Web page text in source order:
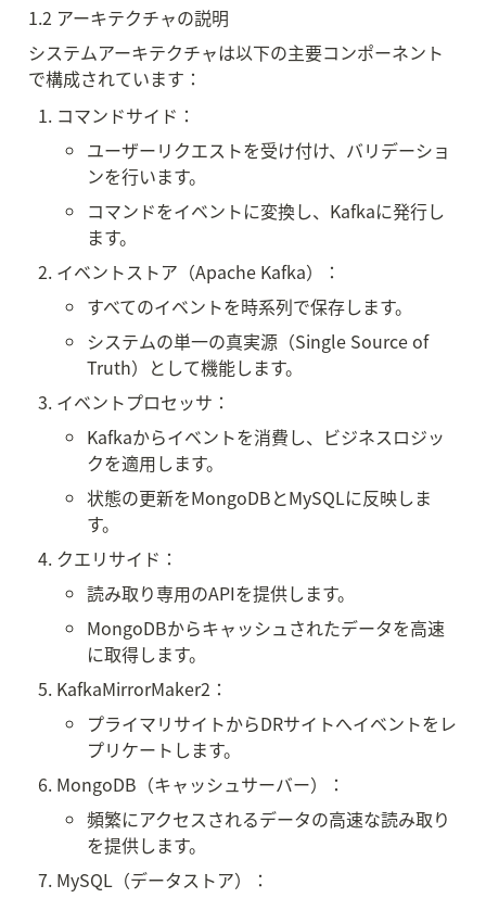
1.2 アーキテクチャの説明
システムアーキテクチャは以下の主要コンポーネント
で構成されています：
コマンドサイド：
ユーザーリクエストを受け付け、バリデーショ
ンを行います。
コマンドをイベントに変換し、Kafkaに発行し
ます。
イベントストア（Apache Kafka）：
すべてのイベントを時系列で保存します。
システムの単一の真実源（Single Source of
Truth）として機能します。
イベントプロセッサ：
Kafkaからイベントを消費し、ビジネスロジッ
クを適用します。
状態の更新をMongoDBとMySQLに反映しま
す。
クエリサイド：
読み取り専用のAPIを提供します。
MongoDBからキャッシュされたデータを高速
に取得します。
KafkaMirrorMaker2：
プライマリサイトからDRサイトへイベントをレ
プリケートします。
MongoDB（キャッシュサーバー）：
頻繁にアクセスされるデータの高速な読み取り
を提供します。
MySQL（データストア）：